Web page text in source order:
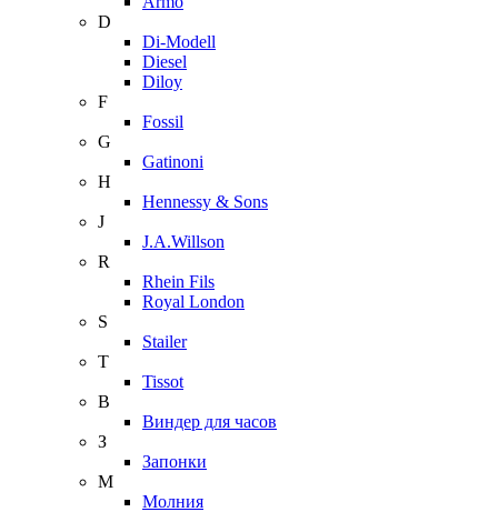
D
Di-Modell
Diesel
Diloy
F
Fossil
G
Gatinoni
H
Hennessy & Sons
J
J.A.Willson
R
Rhein Fils
Royal London
S
Stailer
T
Tissot
В
Виндер для часов
З
Запонки
М
Молния